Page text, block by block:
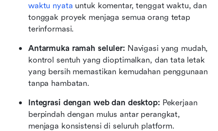
waktu nyata untuk komentar, tenggat waktu, dan
tonggak proyek menjaga semua orang tetap
terinformasi.
Antarmuka ramah seluler: Navigasi yang mudah,
kontrol sentuh yang dioptimalkan, dan tata letak
yang bersih memastikan kemudahan penggunaan
tanpa hambatan.
Integrasi dengan web dan desktop: Pekerjaan
berpindah dengan mulus antar perangkat,
menjaga konsistensi di seluruh platform.